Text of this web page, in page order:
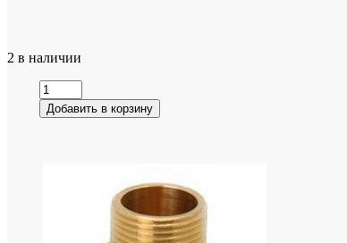
2 в наличии
Добавить в корзину